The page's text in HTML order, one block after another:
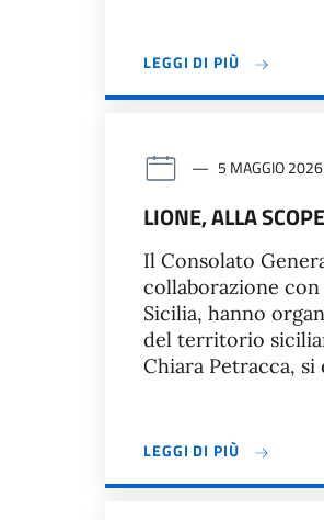
LEGGI DI PIÙ
5 MAGGIO 2026
LIONE, ALLA
Il Consolato
collaborazione con
Sicilia, hanno
del territorio
Chiara Petracca,
LEGGI DI PIÙ